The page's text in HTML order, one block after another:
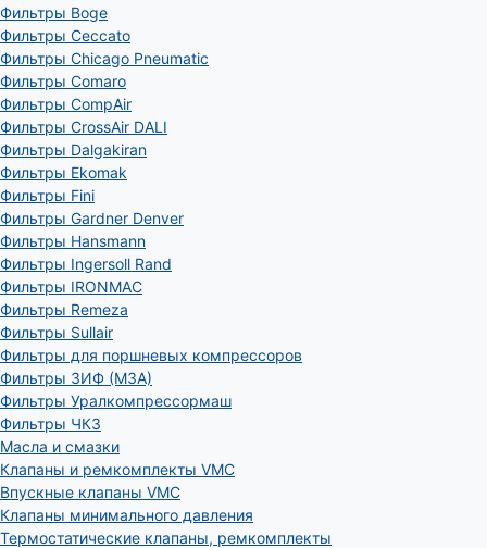
Фильтры Boge
Фильтры Ceccato
Фильтры Chicago Pneumatic
Фильтры Comaro
Фильтры CompAir
Фильтры CrossAir DALI
Фильтры Dalgakiran
Фильтры Ekomak
Фильтры Fini
Фильтры Gardner Denver
Фильтры Hansmann
Фильтры Ingersoll Rand
Фильтры IRONMAC
Фильтры Remeza
Фильтры Sullair
Фильтры для поршневых компрессоров
Фильтры ЗИФ (МЗА)
Фильтры Уралкомпрессормаш
Фильтры ЧКЗ
Масла и смазки
Клапаны и ремкомплекты VMC
Впускные клапаны VMC
Клапаны минимального давления
Термостатические клапаны, ремкомплекты